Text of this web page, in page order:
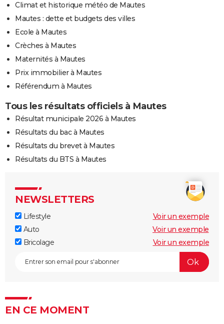
Climat et historique météo de Mautes
Mautes : dette et budgets des villes
Ecole à Mautes
Crèches à Mautes
Maternités à Mautes
Prix immobilier à Mautes
Référendum à Mautes
Tous les résultats officiels à Mautes
Résultat municipale 2026 à Mautes
Résultats du bac à Mautes
Résultats du brevet à Mautes
Résultats du BTS à Mautes
NEWSLETTERS
Lifestyle
Voir un exemple
Auto
Voir un exemple
Bricolage
Voir un exemple
EN CE MOMENT